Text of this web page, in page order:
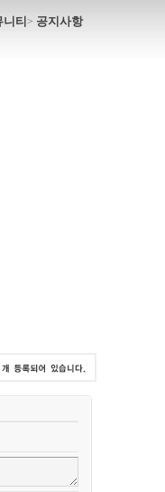
티 > 공지사항